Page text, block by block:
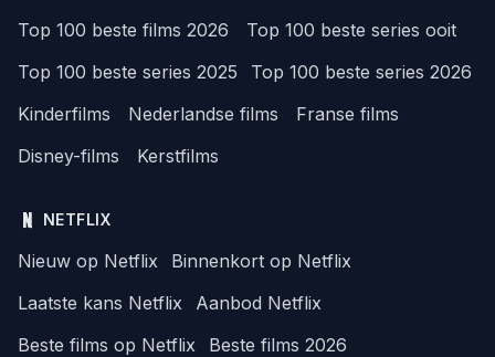
Top 100 beste films 2026
Top 100 beste series ooit
Top 100 beste series 2025
Top 100 beste series 2026
Kinderfilms
Nederlandse films
Franse films
Disney-films
Kerstfilms
NETFLIX
Nieuw op Netflix
Binnenkort op Netflix
Laatste kans Netflix
Aanbod Netflix
Beste films op Netflix
Beste films 2026